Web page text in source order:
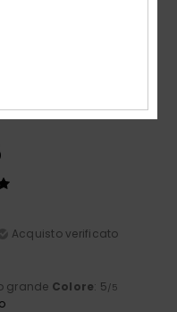
Acquisto verificato
grande Colore: 5/5